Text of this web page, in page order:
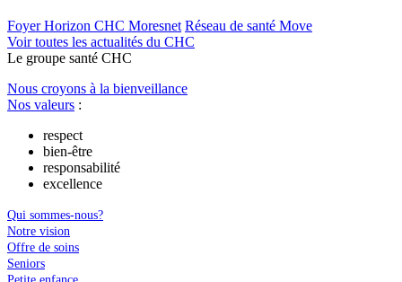
Foyer Horizon CHC Moresnet Réseau de santé Move
Voir toutes les actualités du CHC
Le groupe santé CHC
Nous croyons à la bienveillance
Nos valeurs :
respect
bien-être
responsabilité
excellence
Qui sommes-nous?
Notre vision
Offre de soins
Seniors